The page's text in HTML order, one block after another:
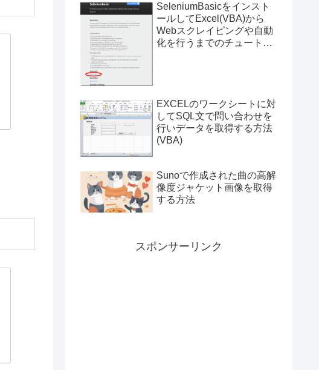
SeleniumBasicをインスト
ールしてExcel(VBA)から
Webスクレイピングや自動
化を行うまでのチュートリ
EXCELのワークシートに対
してSQL文で問い合わせを
行いデータを取得する方法
(VBA)
Sunoで作成された曲の高解
像度ジャケット画像を取得
する方法
スポンサーリンク